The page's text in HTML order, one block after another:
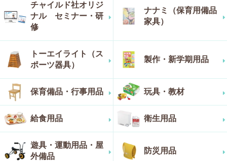
チャイルド社オリジ
ナル セミナー・研
修
ナナミ（保育用備品
家具）
トーエイライト（ス
ポーツ器具）
製作・新学期用品
保育備品・行事用品 玩具・教材
給食用品 衛生用品
遊具・運動用品・屋
外備品
防災用品